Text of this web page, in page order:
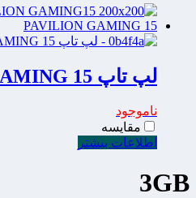
لپ تاپ HP PAVILION GAMING 15
ناموجود
مقایسه
اطلاعات بیشتر
3GB